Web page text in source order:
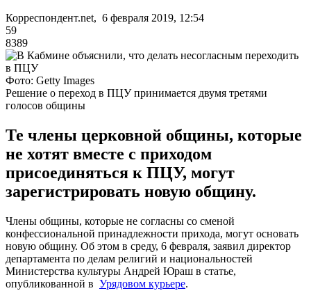
Корреспондент.net, 6 февраля 2019, 12:54
59
8389
Фото: Getty Images
Решение о переход в ПЦУ принимается двумя третями
голосов общины
Те члены церковной общины, которые
не хотят вместе с приходом
присоединяться к ПЦУ, могут
зарегистрировать новую общину.
Члены общины, которые не согласны со сменой
конфессиональной принадлежности прихода, могут основать
новую общину. Об этом в среду, 6 февраля, заявил директор
департамента по делам религий и национальностей
Министерства культуры Андрей Юраш в статье,
опубликованной в Урядовом курьере.